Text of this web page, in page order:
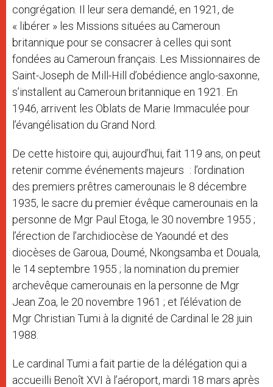
congrégation. Il leur sera demandé, en 1921, de
« libérer » les Missions situées au Cameroun
britannique pour se consacrer à celles qui sont
fondées au Cameroun français. Les Missionnaires de
Saint-Joseph de Mill-Hill d’obédience anglo-saxonne,
s’installent au Cameroun britannique en 1921. En
1946, arrivent les Oblats de Marie Immaculée pour
l’évangélisation du Grand Nord.
De cette histoire qui, aujourd’hui, fait 119 ans, on peut
retenir comme événements majeurs : l’ordination
des premiers prêtres camerounais le 8 décembre
1935, le sacre du premier évêque camerounais en la
personne de Mgr Paul Etoga, le 30 novembre 1955 ;
l’érection de l’archidiocèse de Yaoundé et des
diocèses de Garoua, Doumé, Nkongsamba et Douala,
le 14 septembre 1955 ; la nomination du premier
archevêque camerounais en la personne de Mgr
Jean Zoa, le 20 novembre 1961 ; et l’élévation de
Mgr Christian Tumi à la dignité de Cardinal le 28 juin
1988.
Le cardinal Tumi a fait partie de la délégation qui a
accueilli Benoît XVI à l’aéroport, mardi 18 mars après